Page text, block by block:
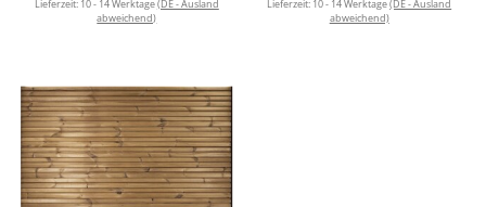
Lieferzeit: 10 - 14 Werktage(DE - Ausland
abweichend)
Lieferzeit: 10 - 14 Werktage(DE - Ausland
abweichend)